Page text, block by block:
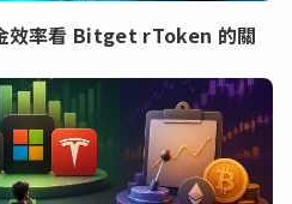
效率看 Bitget rToken 的關